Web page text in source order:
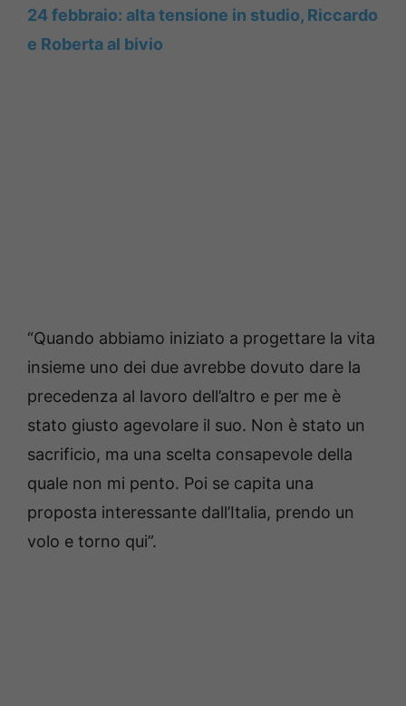
24 febbraio: alta tensione in studio, Riccardo
e Roberta al bivio
“Quando abbiamo iniziato a progettare la vita
insieme uno dei due avrebbe dovuto dare la
precedenza al lavoro dell’altro e per me è
stato giusto agevolare il suo. Non è stato un
sacrificio, ma una scelta consapevole della
quale non mi pento. Poi se capita una
proposta interessante dall’Italia, prendo un
volo e torno qui”.